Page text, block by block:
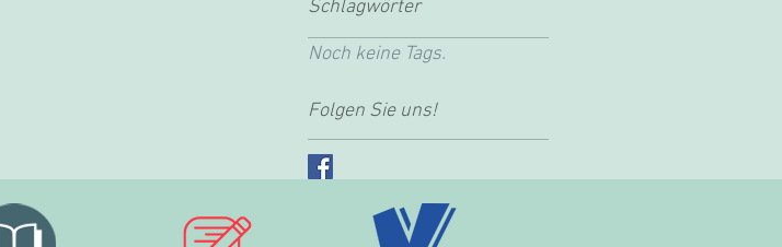
Schlagwörter
Noch keine Tags.
Folgen Sie uns!